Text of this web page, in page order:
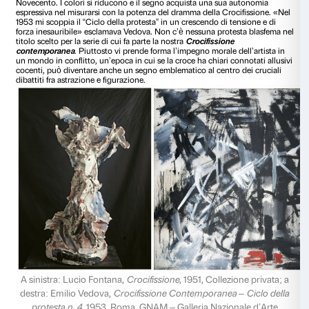
entrambi del 1920. Il villaggio inglese accoglie
vita di Cristo in moderni travestimenti: al posto delle
tempo una strada precipitata dalla prospettiva franta e un
comprime la mensa dei dodici apostoli resi in toni
comunque bassi, risentono del dramma della guerra e dello
ferito; e traducono in una scena quotidiana i temi sacri
democratici cristiani degli ambienti laburisti frequentati al
Spencer. Il linguaggio aggiornato, sintetico e
di Gauguin e dei sintetisti, geometrico sull’eco delle
mezzo allusivo alla trasposizione moderna dei fatti religiosi.